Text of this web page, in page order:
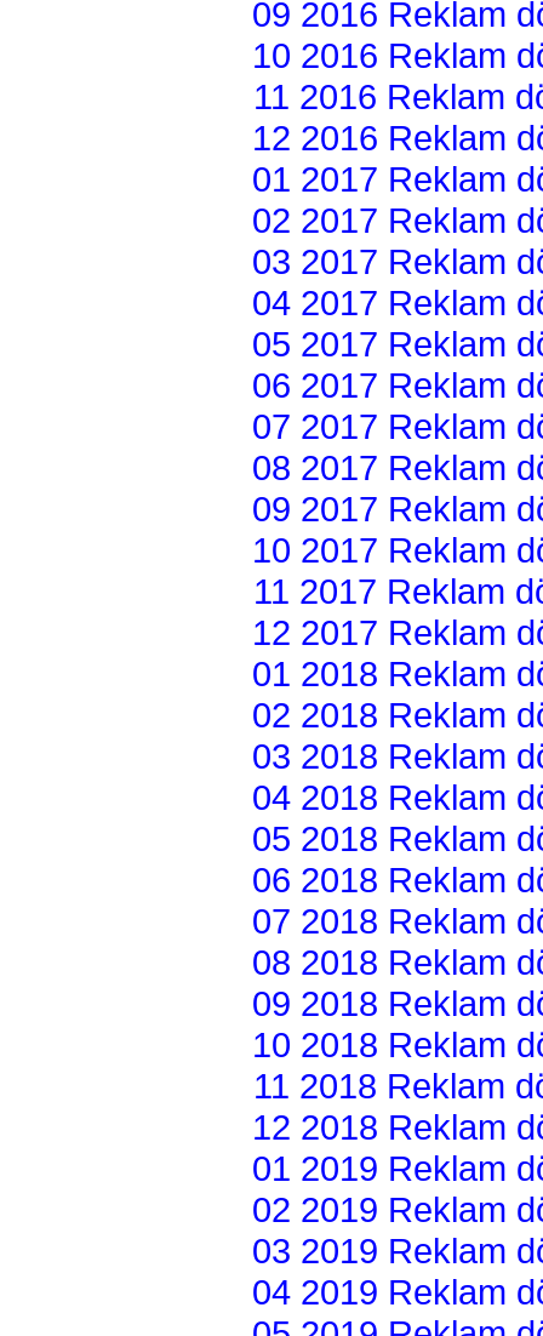
09 2016 Reklam
10 2016 Reklam
11 2016 Reklam
12 2016 Reklam
01 2017 Reklam
02 2017 Reklam
03 2017 Reklam
04 2017 Reklam
05 2017 Reklam
06 2017 Reklam
07 2017 Reklam
08 2017 Reklam
09 2017 Reklam
10 2017 Reklam
11 2017 Reklam
12 2017 Reklam
01 2018 Reklam
02 2018 Reklam
03 2018 Reklam
04 2018 Reklam
05 2018 Reklam
06 2018 Reklam
07 2018 Reklam
08 2018 Reklam
09 2018 Reklam
10 2018 Reklam
11 2018 Reklam
12 2018 Reklam
01 2019 Reklam
02 2019 Reklam
03 2019 Reklam
04 2019 Reklam